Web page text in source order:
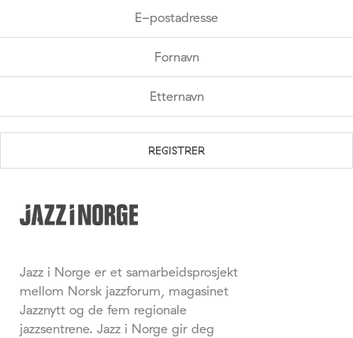
Jazz i Norge er et samarbeidsprosjekt
mellom Norsk jazzforum, magasinet
Jazznytt og de fem regionale
jazzsentrene. Jazz i Norge gir deg